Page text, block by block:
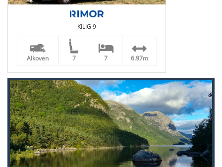
KILIG 9
Alkoven 7 7 6.97m